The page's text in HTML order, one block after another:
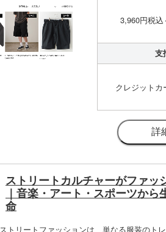
3,960円税込
支
クレジットカ
詳
ストリートカルチャーがファッ
｜音楽・アート・スポーツか
命
ストリートファッションは、単なる服装のト